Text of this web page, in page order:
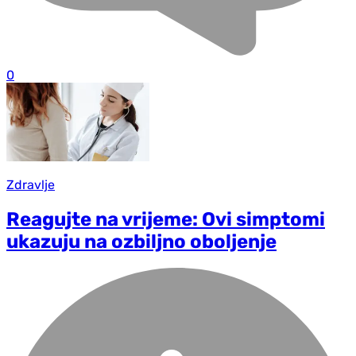
0
Zdravlje
Reagujte na vrijeme: Ovi simptomi
ukazuju na ozbiljno oboljenje